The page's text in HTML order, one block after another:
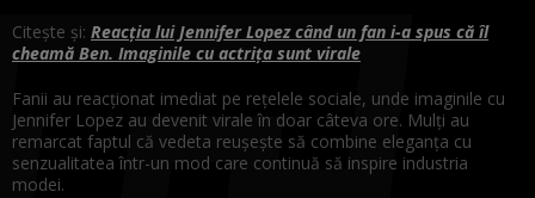
Citește și: Reacția lui Jennifer Lopez când un fan i-a spus că îl
cheamă Ben. Imaginile cu actrița sunt virale
Fanii au reacționat imediat pe rețelele sociale, unde imaginile cu
Jennifer Lopez au devenit virale în doar câteva ore. Mulți au
remarcat faptul că vedeta reușește să combine eleganța cu
senzualitatea într-un mod care continuă să inspire industria
modei.